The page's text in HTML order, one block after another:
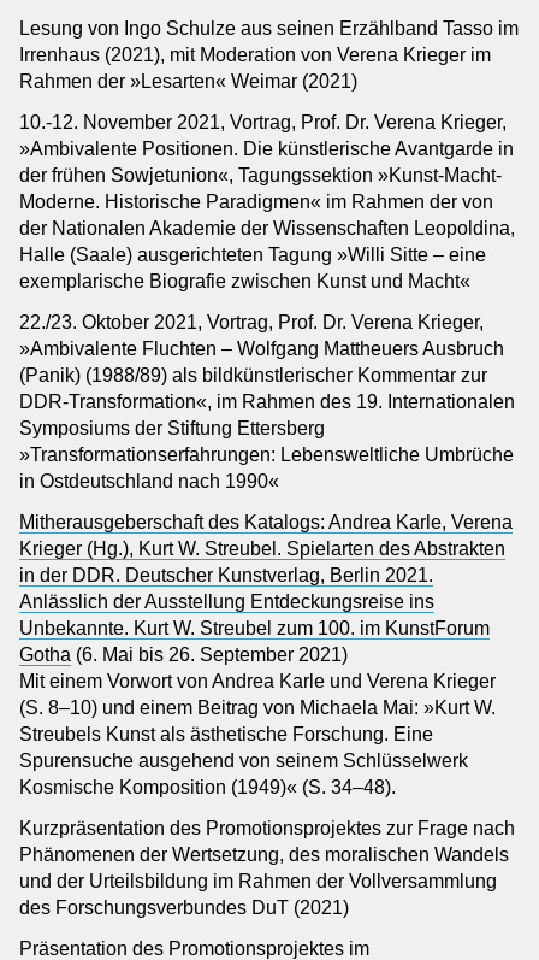
Lesung von Ingo Schulze aus seinen Erzählband Tasso im
Irrenhaus (2021), mit Moderation von Verena Krieger im
Rahmen der »Lesarten« Weimar (2021)
10.-12. November 2021, Vortrag, Prof. Dr. Verena Krieger,
»Ambivalente Positionen. Die künstlerische Avantgarde in
der frühen Sowjetunion«, Tagungssektion »Kunst-Macht-
Moderne. Historische Paradigmen« im Rahmen der von
der Nationalen Akademie der Wissenschaften Leopoldina,
Halle (Saale) ausgerichteten Tagung »Willi Sitte – eine
exemplarische Biografie zwischen Kunst und Macht«
22./23. Oktober 2021, Vortrag, Prof. Dr. Verena Krieger,
»Ambivalente Fluchten – Wolfgang Mattheuers Ausbruch
(Panik) (1988/89) als bildkünstlerischer Kommentar zur
DDR-Transformation«, im Rahmen des 19. Internationalen
Symposiums der Stiftung Ettersberg
»Transformationserfahrungen: Lebensweltliche Umbrüche
in Ostdeutschland nach 1990«
Mitherausgeberschaft des Katalogs: Andrea Karle, Verena
Krieger (Hg.), Kurt W. Streubel. Spielarten des Abstrakten
in der DDR. Deutscher Kunstverlag, Berlin 2021.
Anlässlich der Ausstellung Entdeckungsreise ins
Unbekannte. Kurt W. Streubel zum 100. im KunstForum
Gotha (6. Mai bis 26. September 2021)
Mit einem Vorwort von Andrea Karle und Verena Krieger
(S. 8–10) und einem Beitrag von Michaela Mai: »Kurt W.
Streubels Kunst als ästhetische Forschung. Eine
Spurensuche ausgehend von seinem Schlüsselwerk
Kosmische Komposition (1949)« (S. 34–48).
Kurzpräsentation des Promotionsprojektes zur Frage nach
Phänomenen der Wertsetzung, des moralischen Wandels
und der Urteilsbildung im Rahmen der Vollversammlung
des Forschungsverbundes DuT (2021)
Präsentation des Promotionsprojektes im